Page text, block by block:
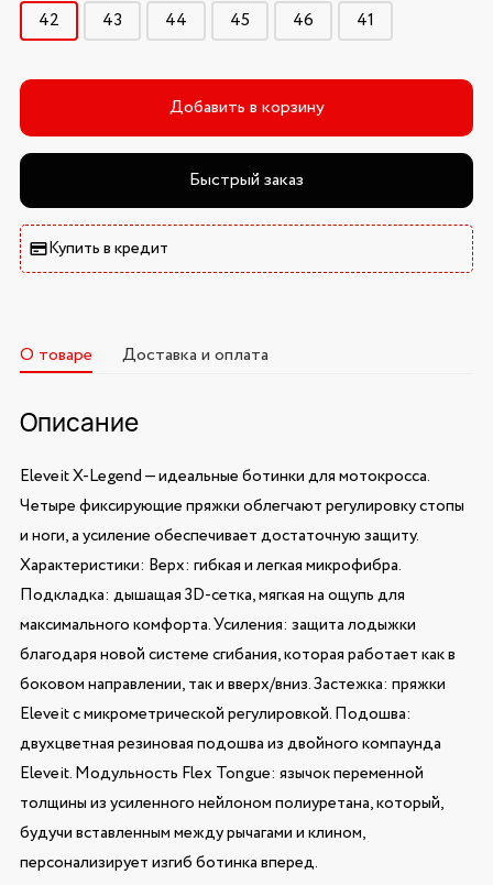
42 43 44 45 46 41
Добавить в корзину
Быстрый заказ
Купить в кредит
О товаре Доставка и оплата
Описание
Eleveit X-Legend — идеальные ботинки для мотокросса.
Четыре фиксирующие пряжки облегчают регулировку стопы
и ноги, а усиление обеспечивает достаточную защиту.
Характеристики: Верх: гибкая и легкая микрофибра.
Подкладка: дышащая 3D-сетка, мягкая на ощупь для
максимального комфорта. Усиления: защита лодыжки
благодаря новой системе сгибания, которая работает как в
боковом направлении, так и вверх/вниз. Застежка: пряжки
Eleveit с микрометрической регулировкой. Подошва:
двухцветная резиновая подошва из двойного компаунда
Eleveit. Модульность Flex Tongue: язычок переменной
толщины из усиленного нейлоном полиуретана, который,
будучи вставленным между рычагами и клином,
персонализирует изгиб ботинка вперед.